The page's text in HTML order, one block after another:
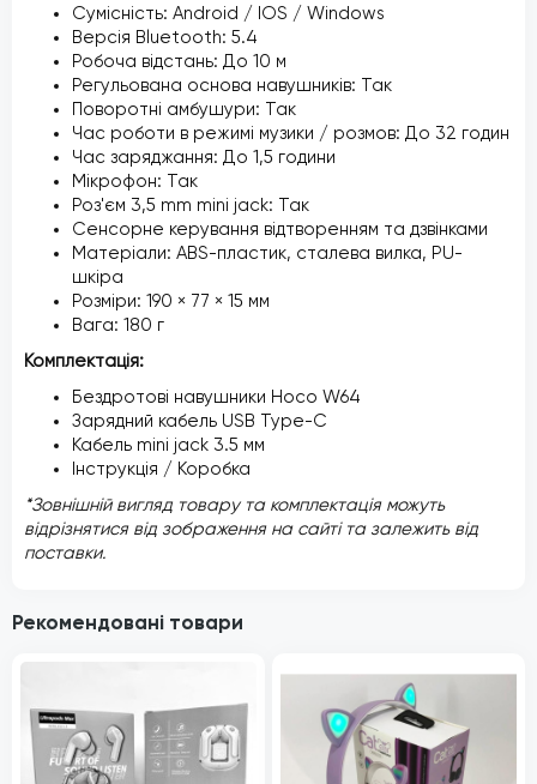
Сумісність: Android / IOS / Windows
Версія Bluetooth: 5.4
Робоча відстань: До 10 м
Регульована основа навушників: Так
Поворотні амбушури: Так
Час роботи в режимі музики / розмов: До 32 годин
Час заряджання: До 1,5 години
Мікрофон: Так
Роз'єм 3,5 mm mini jack: Так
Сенсорне керування відтворенням та дзвінками
Матеріали: ABS-пластик, сталева вилка, PU-
шкіра
Розміри: 190 × 77 × 15 мм
Вага: 180 г
Комплектація:
Бездротові навушники Hoco W64
Зарядний кабель USB Type-C
Кабель mini jack 3.5 мм
Інструкція / Коробка
*Зовнішній вигляд товару та комплектація можуть
відрізнятися від зображення на сайті та залежить від
поставки.
Рекомендовані товари